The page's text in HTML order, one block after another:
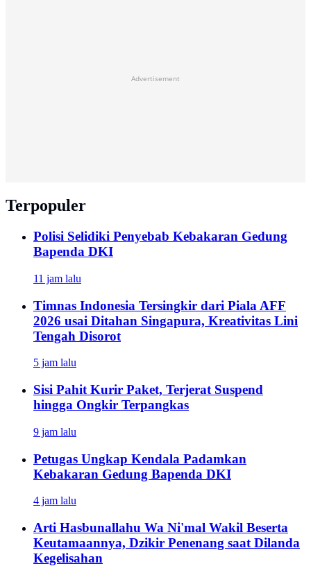
Advertisement
Terpopuler
Polisi Selidiki Penyebab Kebakaran Gedung
Bapenda DKI
11 jam lalu
Timnas Indonesia Tersingkir dari Piala AFF
2026 usai Ditahan Singapura, Kreativitas Lini
Tengah Disorot
5 jam lalu
Sisi Pahit Kurir Paket, Terjerat Suspend
hingga Ongkir Terpangkas
9 jam lalu
Petugas Ungkap Kendala Padamkan
Kebakaran Gedung Bapenda DKI
4 jam lalu
Arti Hasbunallahu Wa Ni'mal Wakil Beserta
Keutamaannya, Dzikir Penenang saat Dilanda
Kegelisahan